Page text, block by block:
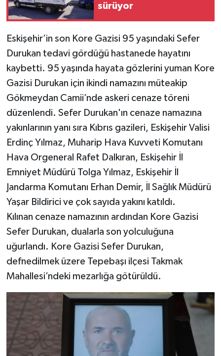
sürüyor
Eskişehir’in son Kore Gazisi 95 yaşındaki Sefer
Durukan tedavi gördüğü hastanede hayatını
kaybetti. 95 yaşında hayata gözlerini yuman Kore
Gazisi Durukan için ikindi namazını müteakip
Gökmeydan Camii’nde askeri cenaze töreni
düzenlendi. Sefer Durukan'ın cenaze namazına
yakınlarının yanı sıra Kıbrıs gazileri, Eskişehir Valisi
Erdinç Yılmaz, Muharip Hava Kuvveti Komutanı
Hava Orgeneral Rafet Dalkıran, Eskişehir İl
Emniyet Müdürü Tolga Yılmaz, Eskişehir İl
Jandarma Komutanı Erhan Demir, İl Sağlık Müdürü
Yaşar Bildirici ve çok sayıda yakını katıldı.
Kılınan cenaze namazının ardından Kore Gazisi
Sefer Durukan, dualarla son yolculuğuna
uğurlandı. Kore Gazisi Sefer Durukan,
defnedilmek üzere Tepebaşı ilçesi Takmak
Mahallesi’ndeki mezarlığa götürüldü.